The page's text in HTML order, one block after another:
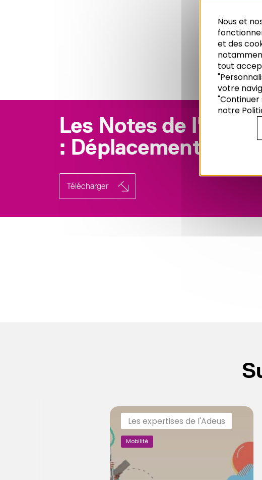
Les Notes de
: Déplacement
Télécharger
Les expertises de l'Adeus
Mobilité
Nous et
et des
tout
votre
"Continuer
notre